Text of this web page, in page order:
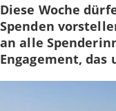
Diese Woche
Spenden
an alle
Engagement,